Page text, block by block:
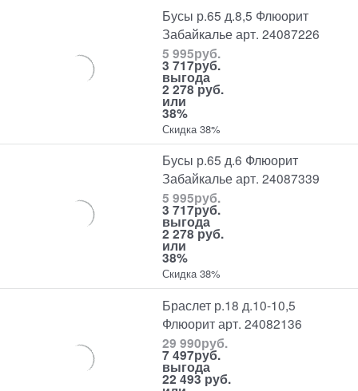
Бусы р.65 д.8,5 Флюорит
Забайкалье арт. 24087226
5 995руб.
3 717руб.
выгода
2 278 руб.
или
38%
Скидка 38%
Бусы р.65 д.6 Флюорит
Забайкалье арт. 24087339
5 995руб.
3 717руб.
выгода
2 278 руб.
или
38%
Скидка 38%
Браслет р.18 д.10-10,5
Флюорит арт. 24082136
29 990руб.
7 497руб.
выгода
22 493 руб.